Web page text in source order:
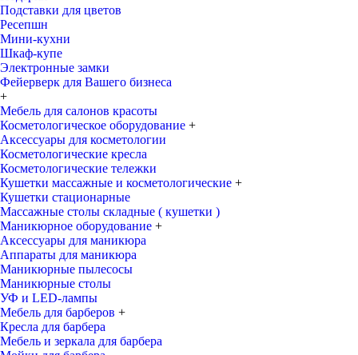
Подставки для цветов
Ресепшн
Мини-кухни
Шкаф-купе
Электронные замки
Фейерверк для Вашего бизнеса
+
Мебель для салонов красоты
Косметологическое оборудование +
Аксессуары для косметологии
Косметологические кресла
Косметологические тележки
Кушетки массажные и косметологические +
Кушетки стационарные
Массажные столы складные ( кушетки )
Маникюрное оборудование +
Аксессуары для маникюра
Аппараты для маникюра
Маникюрные пылесосы
Маникюрные столы
УФ и LED-лампы
Мебель для барберов +
Кресла для барбера
Мебель и зеркала для барбера